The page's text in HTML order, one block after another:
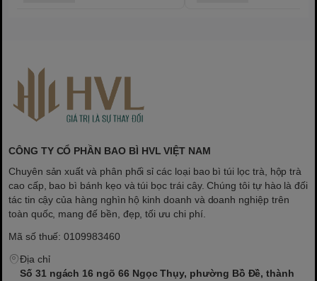
tránh ánh nắng trực tiếp. Không cất giữ gần các loại thực phẩm có
mùi mạnh.
📦
Giao hàng nhanh toàn quốc
Liên hệ ngay để được tư vấn và đặt hàng!
CÔNG TY CỔ PHẦN BAO BÌ HVL VIỆT NAM
Chuyên sản xuất và phân phối sỉ các loại bao bì túi lọc trà, hộp trà
cao cấp, bao bì bánh kẹo và túi bọc trái cây. Chúng tôi tự hào là đối
tác tin cậy của hàng nghìn hộ kinh doanh và doanh nghiệp trên
toàn quốc, mang đế bền, đẹp, tối ưu chi phí.
Mã số thuế: 0109983460
Địa chỉ
Số 31 ngách 16 ngõ 66 Ngọc Thụy, phường Bồ Đề, thành